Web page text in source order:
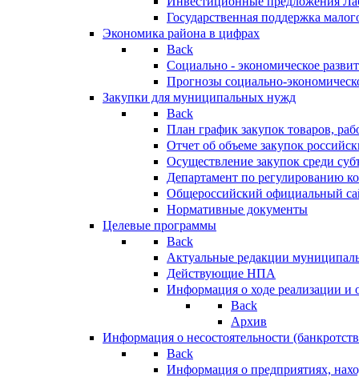
Государственная поддержка
Экономика района в цифрах
Back
Социально - экономическое
Прогнозы социально-
Закупки для муниципальных нужд
Back
План график закупок товаров,
Отчет об объеме закупок
Осуществление закупок среди
Департамент по регулированию
Общероссийский официальный
Нормативные документы
Целевые программы
Back
Актуальные редакции
Действующие НПА
Информация о ходе реализации
Back
Архив
Информация о несостоятельности
Back
Информация о предприятиях,